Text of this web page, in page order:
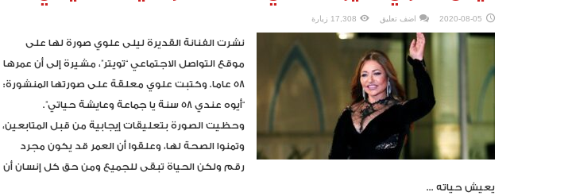
2020-08-05 اضف تعليق 17,308 زيارة
نشرت الفنانة القديرة ليلى علوي صورة لها على
موقع التواصل الاجتماعي “تويتر”، مشيرة إلى أن عمرها
58 عاما. وكتبت علوي معلقة على صورتها المنشورة:
“أيوه عندي 58 سنة يا جماعة وعايشة حياتي”.
وحظيت الصورة بتعليقات إيجابية من قبل المتابعين،
وتمنوا الصحة لها، وعلقوا أن العمر قد يكون مجرد
رقم ولكن الحياة تبقى للجميع ومن حق كل إنسان أن
يعيش حياته ...